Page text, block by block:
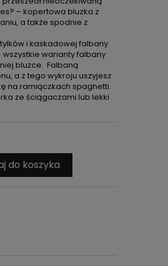
– kopertowa bluzka z
a także spodnie z
i kaskadowej falbany
warianty falbany
bluzce. Falbaną
a z tego wykroju uszyjesz
na ramiączkach spaghetti.
ze ściągaczami lub lekki
do koszyka